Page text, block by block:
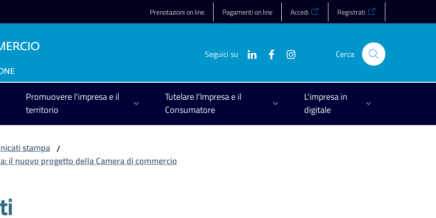
Prenotazioni on line Pagamenti on line Accedi Registrati
Seguici su Cerca
Promuovere l'impresa e il
territorio
Tutelare l'Impresa e il
Consumatore
L'impresa in
digitale
stampa /
il nuovo progetto della Camera di commercio